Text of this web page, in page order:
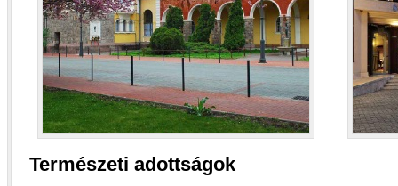
Természeti adottságok